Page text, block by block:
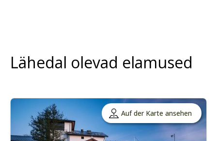
Lähedal olevad elamused
Auf der Karte ansehen